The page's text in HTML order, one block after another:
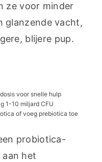
ze voor minder
glanzende vacht,
blijere pup.
voor snelle hulp
1-10 miljard CFU
of voeg prebiotica toe
probiotica-
het